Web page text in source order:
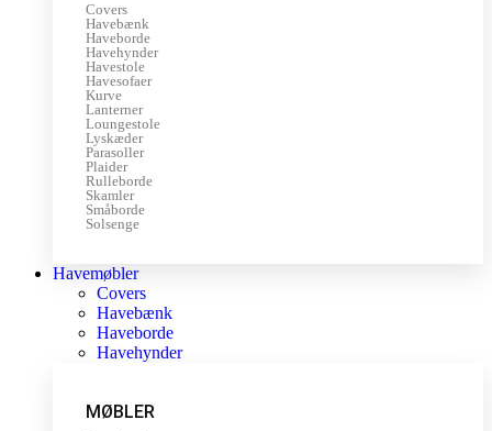
Covers
Havebænk
Haveborde
Havehynder
Havestole
Havesofaer
Kurve
Lanterner
Loungestole
Lyskæder
Parasoller
Plaider
Rulleborde
Skamler
Småborde
Solsenge
Havemøbler
Covers
Havebænk
Haveborde
Havehynder
MØBLER